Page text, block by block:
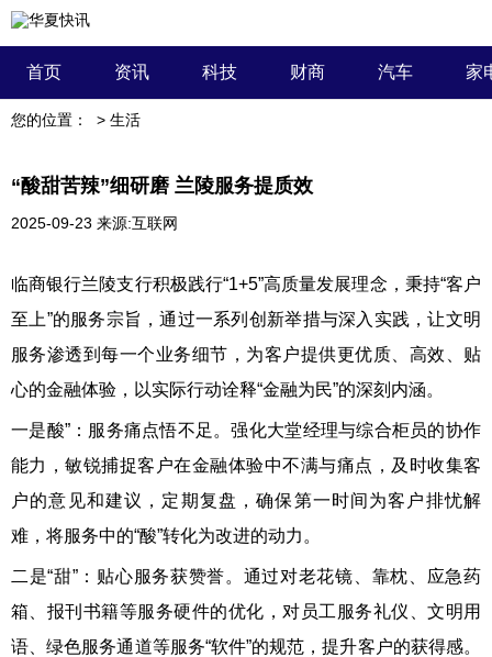
首页 资讯 科技 财商 汽车 家
您的位置： > 生活
“酸甜苦辣”细研磨 兰陵服务提质效
2025-09-23 来源:互联网
临商银行兰陵支行积极践行“1+5”高质量发展理念，秉持“客户
至上”的服务宗旨，通过一系列创新举措与深入实践，让文明
服务渗透到每一个业务细节，为客户提供更优质、高效、贴
心的金融体验，以实际行动诠释“金融为民”的深刻内涵。
一是酸”：服务痛点悟不足。强化大堂经理与综合柜员的协作
能力，敏锐捕捉客户在金融体验中不满与痛点，及时收集客
户的意见和建议，定期复盘，确保第一时间为客户排忧解
难，将服务中的“酸”转化为改进的动力。
二是“甜”：贴心服务获赞誉。通过对老花镜、靠枕、应急药
箱、报刊书籍等服务硬件的优化，对员工服务礼仪、文明用
语、绿色服务通道等服务“软件”的规范，提升客户的获得感。